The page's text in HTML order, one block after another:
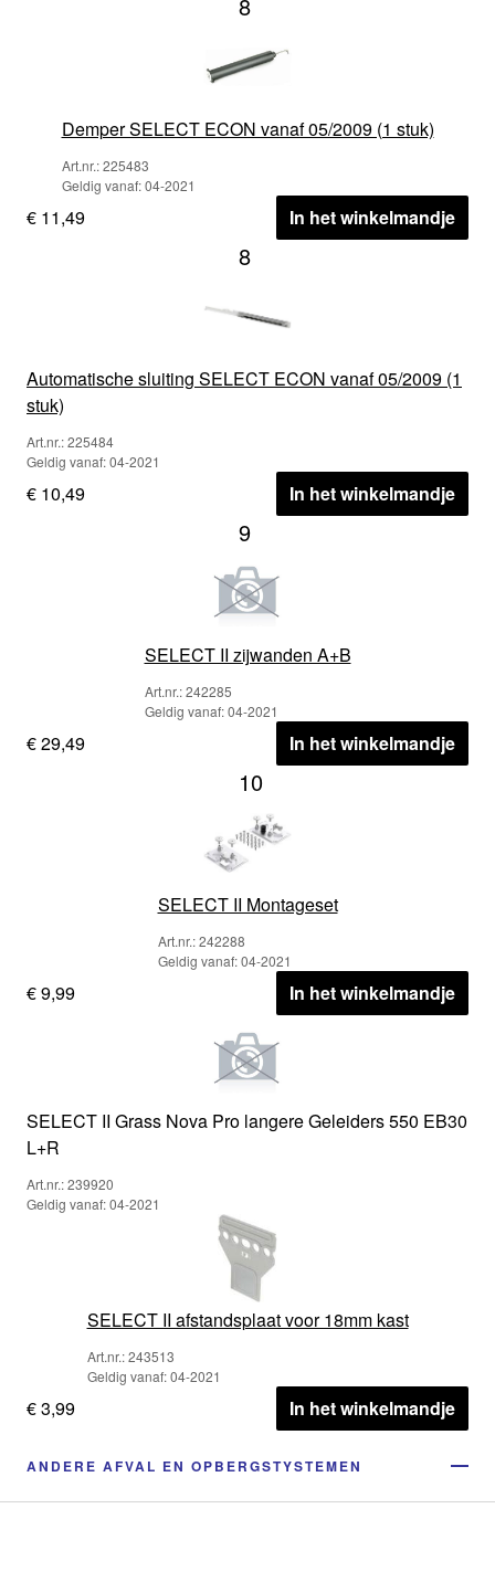
Demper SELECT ECON vanaf 05/2009 (1 stuk)
Art.nr.: 225483
Geldig vanaf: 04-2021
€ 11,49 In het winkelmandje
8
Automatische sluiting SELECT ECON vanaf 05/2009 (1
stuk)
Art.nr.: 225484
Geldig vanaf: 04-2021
€ 10,49 In het winkelmandje
9
SELECT II zijwanden A+B
Art.nr.: 242285
Geldig vanaf: 04-2021
€ 29,49 In het winkelmandje
10
SELECT II Montageset
Art.nr.: 242288
Geldig vanaf: 04-2021
€ 9,99 In het winkelmandje
SELECT II Grass Nova Pro langere Geleiders 550 EB30
L+R
Art.nr.: 239920
Geldig vanaf: 04-2021
SELECT II afstandsplaat voor 18mm kast
Art.nr.: 243513
Geldig vanaf: 04-2021
€ 3,99 In het winkelmandje
ANDERE AFVAL EN OPBERGSTYSTEMEN